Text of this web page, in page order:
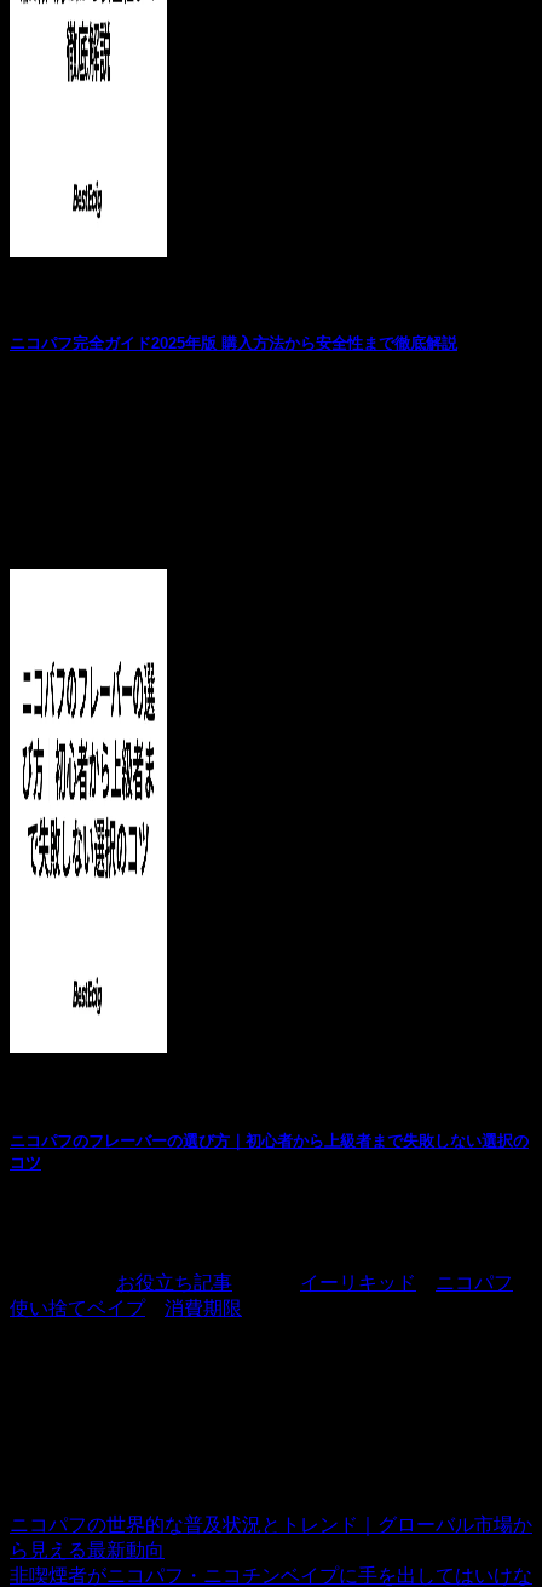
ニコパフ完全ガイド2025年版 購入方法から安全性まで徹底解説
ニコパフのフレーバーの選び方｜初心者から上級者まで失敗しない選択の
コツ
お役立ち記事 イーリキッド ニコパフ
使い捨てベイプ、 消費期限
ニコパフの世界的な普及状況とトレンド｜グローバル市場か
ら見える最新動向
非喫煙者がニコパフ・ニコチンベイプに手を出してはいけな